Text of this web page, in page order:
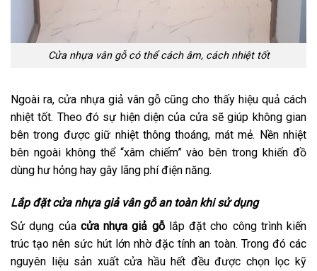
Cửa nhựa vân gỗ có thể cách âm, cách nhiệt tốt
Ngoài ra, cửa nhựa giả vân gỗ cũng cho thấy hiệu quả cách
nhiệt tốt. Theo đó sự hiện diện của cửa sẽ giúp không gian
bên trong được giữ nhiệt thông thoáng, mát mẻ. Nền nhiệt
bên ngoài không thể “xâm chiếm” vào bên trong khiến đồ
dùng hư hỏng hay gây lãng phí điện năng.
Lắp đặt cửa nhựa giả vân gỗ an toàn khi sử dụng
Sử dụng của cửa nhựa giả gỗlắp đặt cho công trình kiến
trúc tạo nên sức hút lớn nhờ đặc tính an toàn. Trong đó các
nguyên liệu sản xuất cửa hầu hết đều được chọn lọc kỹ